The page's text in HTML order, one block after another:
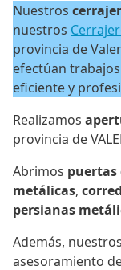
Nuestros
nuestros
provincia de
efectúan
eficiente y
Realizamos
provincia de
Abrimos puertas
metálicas,
persianas
Además,
asesoramiento